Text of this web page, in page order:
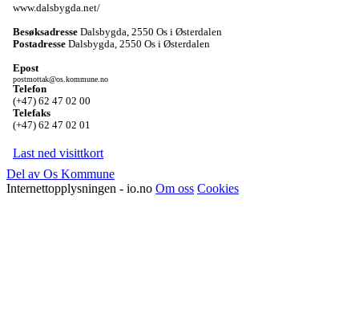
www.dalsbygda.net/
Besøksadresse Dalsbygda 2550 Os i Østerdalen
Postadresse Dalsbygda 2550 Os i Østerdalen
Epost
postmottak@os.kommune.no
Telefon
(+47) 62 47 02 00
Telefaks
(+47) 62 47 02 01
Last ned visittkort
Del av Os Kommune
Internettopplysningen - io.no Om oss Cookies